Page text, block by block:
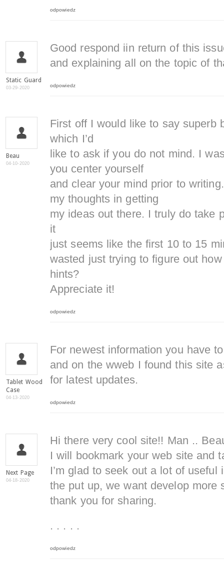
odpowiedz
Static Guard
03-29-2020
Good respond iin return of this
and explaining all on the topic of
odpowiedz
Beau
04-10-2020
First off I would like to say superb
which I’d
like to ask if you do not mind. I
you center yourself
and clear your mind prior to
my thoughts in getting
my ideas out there. I truly do take
it
just seems like the first 10 to 15
wasted just trying to figure out
hints?
Appreciate it!
odpowiedz
Tablet Wood
Case
04-13-2020
For newest information you have
and on the wweb I found this site
for latest updates.
odpowiedz
Next Page
04-18-2020
Hi there very cool site!! Man ..
I will bookmark your web site and
I’m glad to seek out a lot of useful
the put up, we want develop more
thank you for sharing.
. . . . .
odpowiedz